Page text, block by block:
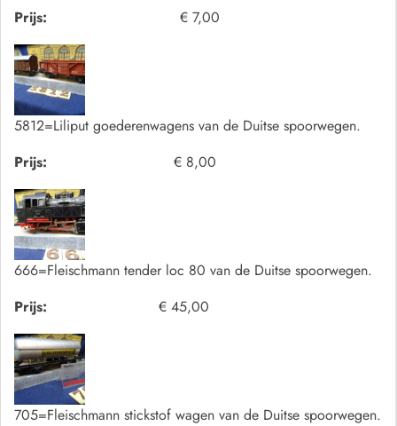
Prijs: € 7,00
5812=Liliput goederenwagens van de Duitse spoorwegen.
Prijs:
€ 8,00
666=Fleischmann tender loc 80 van de Duitse spoorwegen.
Prijs:
€ 45,00
705=Fleischmann stickstof wagen van de Duitse spoorwegen.